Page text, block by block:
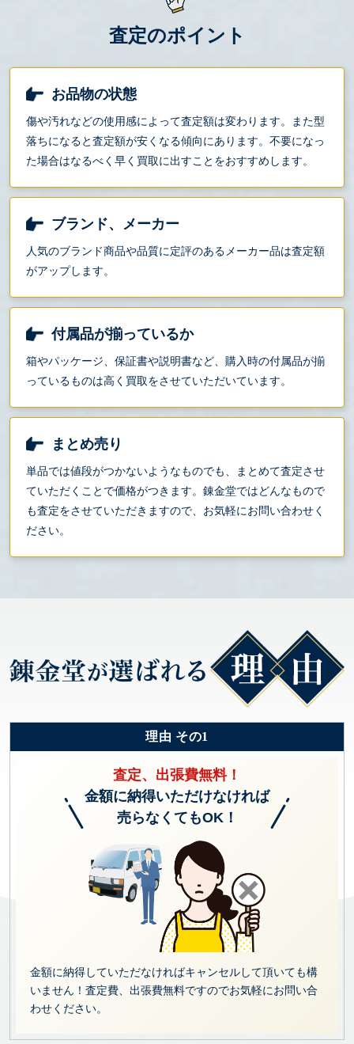
査定のポイント
お品物の状態
傷や汚れなどの使用感によって査定額は変わります。また型
落ちになると査定額が安くなる傾向にあります。不要になっ
た場合はなるべく早く買取に出すことをおすすめします。
ブランド、メーカー
人気のブランド商品や品質に定評のあるメーカー品は査定額
がアップします。
付属品が揃っているか
箱やパッケージ、保証書や説明書など、購入時の付属品が揃
っているものは高く買取をさせていただいています。
まとめ売り
単品では値段がつかないようなものでも、まとめて査定させ
ていただくことで価格がつきます。錬金堂ではどんなもので
も査定をさせていただきますので、お気軽にお問い合わせく
ださい。
理由 その1
査定、出張費無料！
金額に納得いただけなければ
売らなくてもOK！
金額に納得していただなければキャンセルして頂いても構
いません！査定費、出張費無料ですのでお気軽にお問い合
わせください。